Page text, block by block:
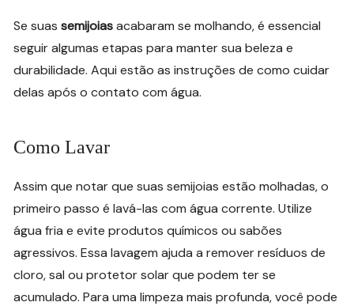
Se suassemijoiasacabaram se molhando, é essencial
seguir algumas etapas para manter sua beleza e
durabilidade. Aqui estão as instruções de como cuidar
delas após o contato com água.
Como Lavar
Assim que notar que suas semijoias estão molhadas, o
primeiro passo é lavá-las com água corrente. Utilize
água fria e evite produtos químicos ou sabões
agressivos. Essa lavagem ajuda a remover resíduos de
cloro, sal ou protetor solar que podem ter se
acumulado. Para uma limpeza mais profunda, você pode